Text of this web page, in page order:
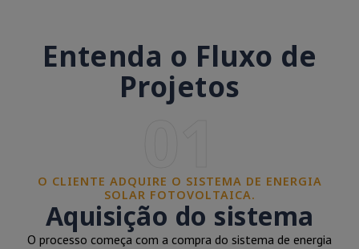
Entenda o Fluxo de
Projetos
O CLIENTE ADQUIRE O SISTEMA DE ENERGIA
SOLAR FOTOVOLTAICA.
Aquisição do sistema
O processo começa com a compra do sistema de energia